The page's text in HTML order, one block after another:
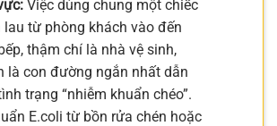
Việc dùng chung một chiếc
lau từ phòng khách vào đến
thậm chí là nhà vệ sinh,
là con đường ngắn nhất dẫn
trạng “nhiễm khuẩn chéo”.
E.coli từ bồn rửa chén hoặc